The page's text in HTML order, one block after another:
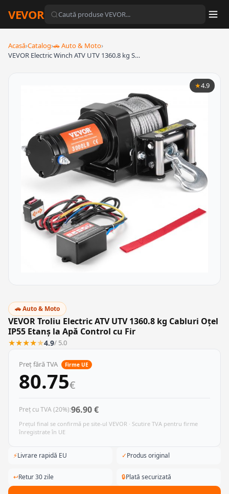
VEVOR
Acasă›Catalog›🚗 Auto & Moto›
VEVOR Electric Winch ATV UTV 1360.8 kg S…
★4.9
🚗 Auto & Moto
VEVOR Troliu Electric ATV UTV 1360.8 kg Cabluri Oțel
IP55 Etanș la Apă Control cu Fir
★★★★★4.9/ 5.0
Preț fără TVA Firme UE
80.75€
Preț cu TVA (20%):96.90 €
Prețul final se confirmă pe site-ul VEVOR · Scutire TVA pentru firme
înregistrate în UE
⚡Livrare rapidă EU ✓Produs original
↩Retur 30 zile 🔒Plată securizată